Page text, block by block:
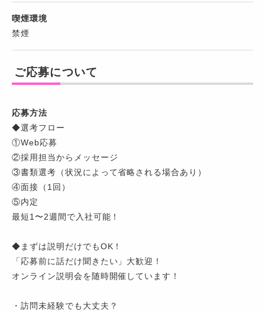
喫煙環境
禁煙
ご応募について
応募方法
◆選考フロー
①Web応募
②採用担当からメッセージ
③書類選考（状況によって省略される場合あり）
④面接（1回）
⑤内定
最短1〜2週間で入社可能！
◆まずは説明だけでもOK！
「応募前に話だけ聞きたい」大歓迎！
オンライン説明会を随時開催しています！
・訪問未経験でも大丈夫？